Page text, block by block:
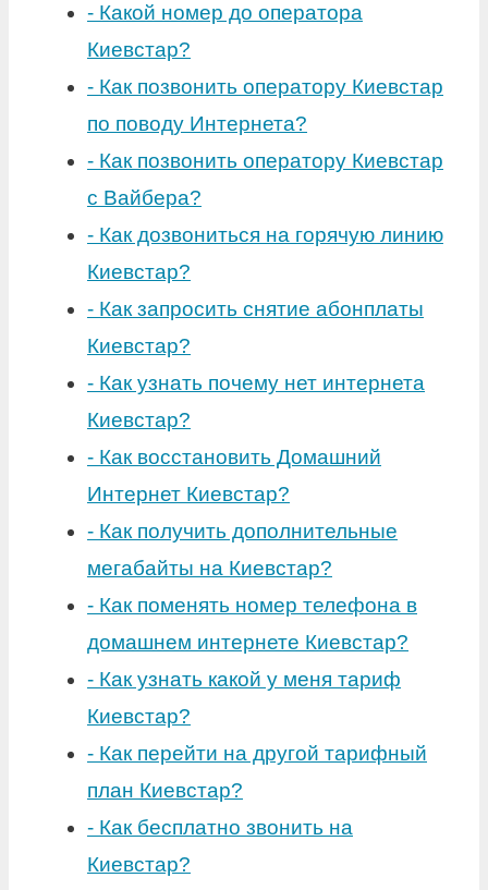
- Какой номер до оператора
Киевстар?
- Как позвонить оператору Киевстар
по поводу Интернета?
- Как позвонить оператору Киевстар
с Вайбера?
- Как дозвониться на горячую линию
Киевстар?
- Как запросить снятие абонплаты
Киевстар?
- Как узнать почему нет интернета
Киевстар?
- Как восстановить Домашний
Интернет Киевстар?
- Как получить дополнительные
мегабайты на Киевстар?
- Как поменять номер телефона в
домашнем интернете Киевстар?
- Как узнать какой у меня тариф
Киевстар?
- Как перейти на другой тарифный
план Киевстар?
- Как бесплатно звонить на
Киевстар?